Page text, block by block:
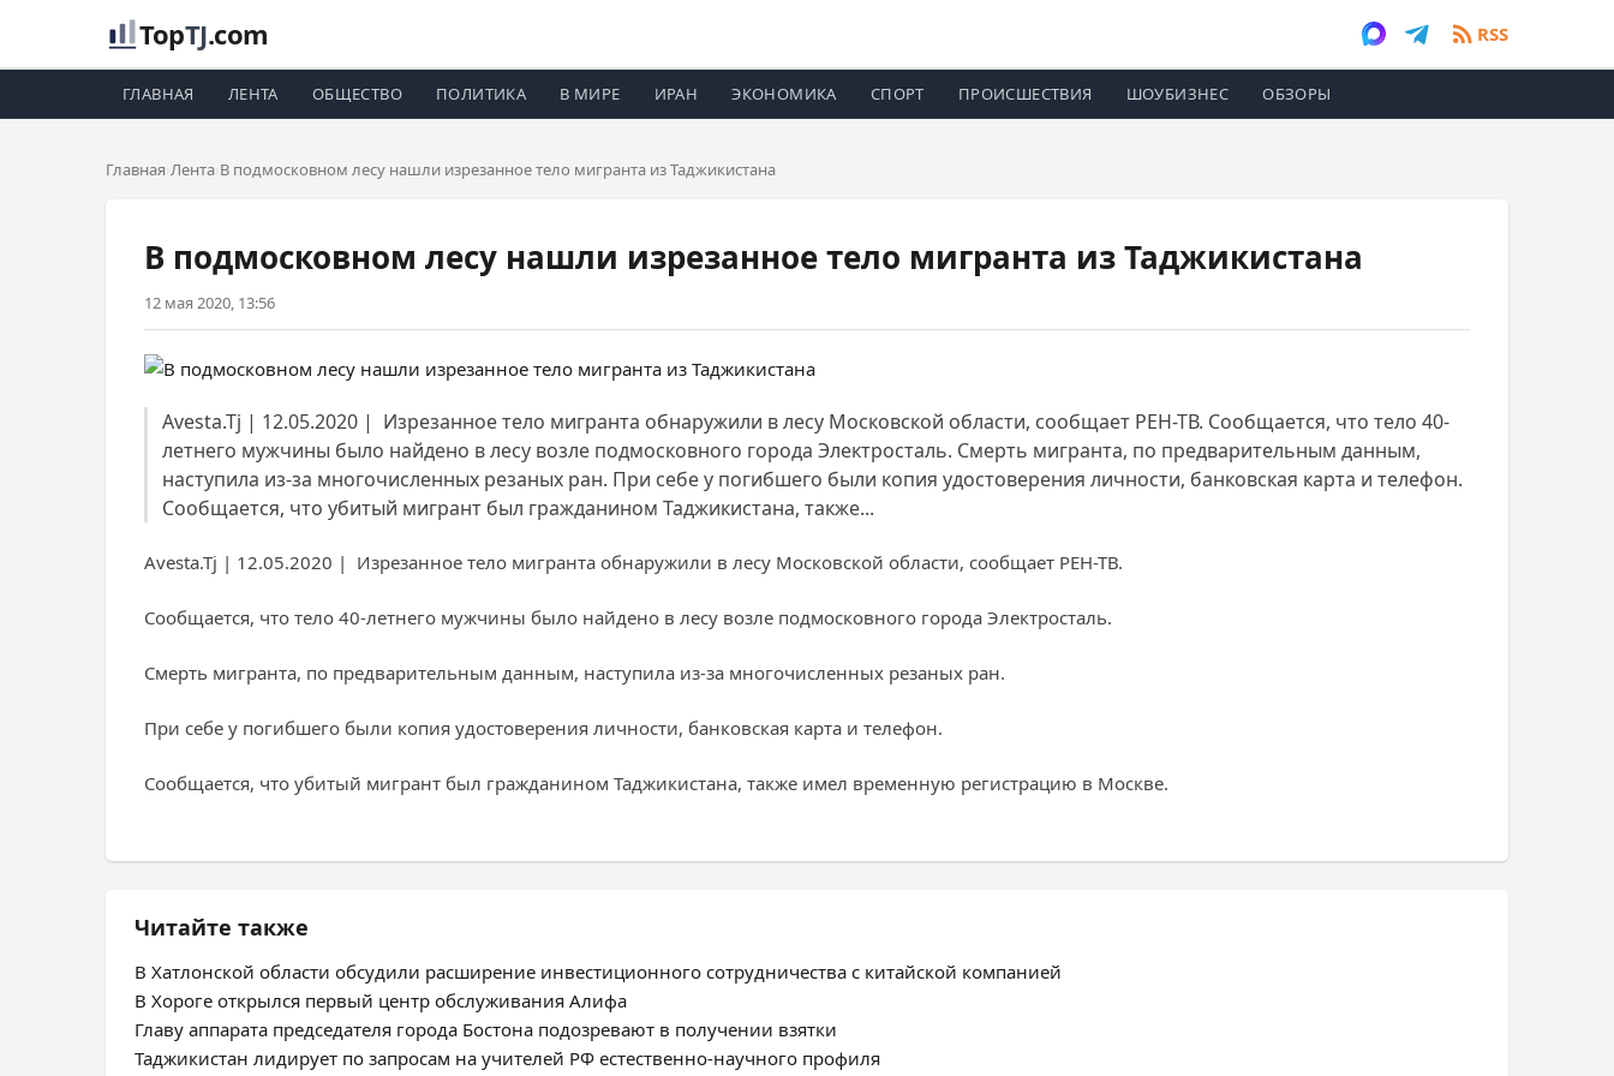
TopTJ.com RSS
ГЛАВНАЯ ЛЕНТА ОБЩЕСТВО ПОЛИТИКА В МИРЕ ИРАН ЭКОНОМИКА СПОРТ ПРОИСШЕСТВИЯ ШОУБИЗНЕС ОБЗОРЫ
Главная Лента В подмосковном лесу нашли изрезанное тело мигранта из Таджикистана
В подмосковном лесу нашли изрезанное тело мигранта из Таджикистана
12 мая 2020, 13:56
Avesta.Tj | 12.05.2020 | Изрезанное тело мигранта обнаружили в лесу Московской области, сообщает РЕН-ТВ. Сообщается, что тело 40-
летнего мужчины было найдено в лесу возле подмосковного города Электросталь. Смерть мигранта, по предварительным данным,
наступила из-за многочисленных резаных ран. При себе у погибшего были копия удостоверения личности, банковская карта и телефон.
Сообщается, что убитый мигрант был гражданином Таджикистана, также...
Avesta.Tj | 12.05.2020 | Изрезанное тело мигранта обнаружили в лесу Московской области, сообщает РЕН-ТВ.
Сообщается, что тело 40-летнего мужчины было найдено в лесу возле подмосковного города Электросталь.
Смерть мигранта, по предварительным данным, наступила из-за многочисленных резаных ран.
При себе у погибшего были копия удостоверения личности, банковская карта и телефон.
Сообщается, что убитый мигрант был гражданином Таджикистана, также имел временную регистрацию в Москве.
Читайте также
В Хатлонской области обсудили расширение инвестиционного сотрудничества с китайской компанией
В Хороге открылся первый центр обслуживания Алифа
Главу аппарата председателя города Бостона подозревают в получении взятки
Таджикистан лидирует по запросам на учителей РФ естественно-научного профиля